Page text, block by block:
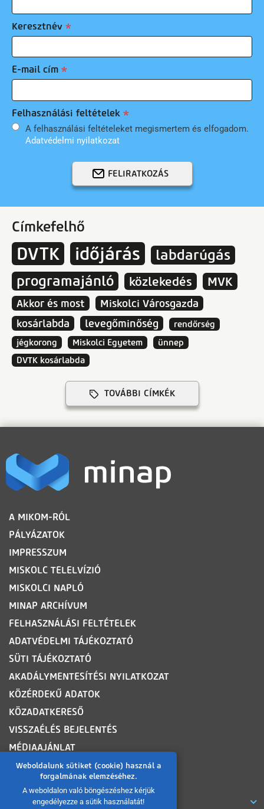
Weboldalunk sütiket (cookie) használ a
forgalmának elemzéséhez.
A weboldalon való böngészéshez kérjük
engedélyezze a sütik használatát!
Keresztnév
E-mail cím
Felhasználási feltételek
A felhasználási feltételeket megismertem és elfogadom.
Adatvédelmi nyilatkozat
FELIRATKOZÁS
Címkefelhő
DVTK időjárás
labdarúgás
programajánló
közlekedés MVK
Akkor és most
Miskolci Városgazda
kosárlabda
levegőminőség
rendőrség
jégkorong
Miskolci Egyetem
ünnep
DVTK kosárlabda
TOVÁBBI CÍMKÉK
LÁBLÉC
A MIKOM-RÓL
PÁLYÁZATOK
IMPRESSZUM
MISKOLC TELELVÍZIÓ
MISKOLCI NAPLÓ
MINAP ARCHÍVUM
FELHASZNÁLÁSI FELTÉTELEK
ADATVÉDELMI TÁJÉKOZTATÓ
SÜTI TÁJÉKOZTATÓ
AKADÁLYMENTESÍTÉSI NYILATKOZAT
KÖZÉRDEKŰ ADATOK
KÖZADATKERESŐ
VISSZAÉLÉS BEJELENTÉS
MÉDIAAJÁNLAT
OLDALTÉRKÉP
ROVATOK